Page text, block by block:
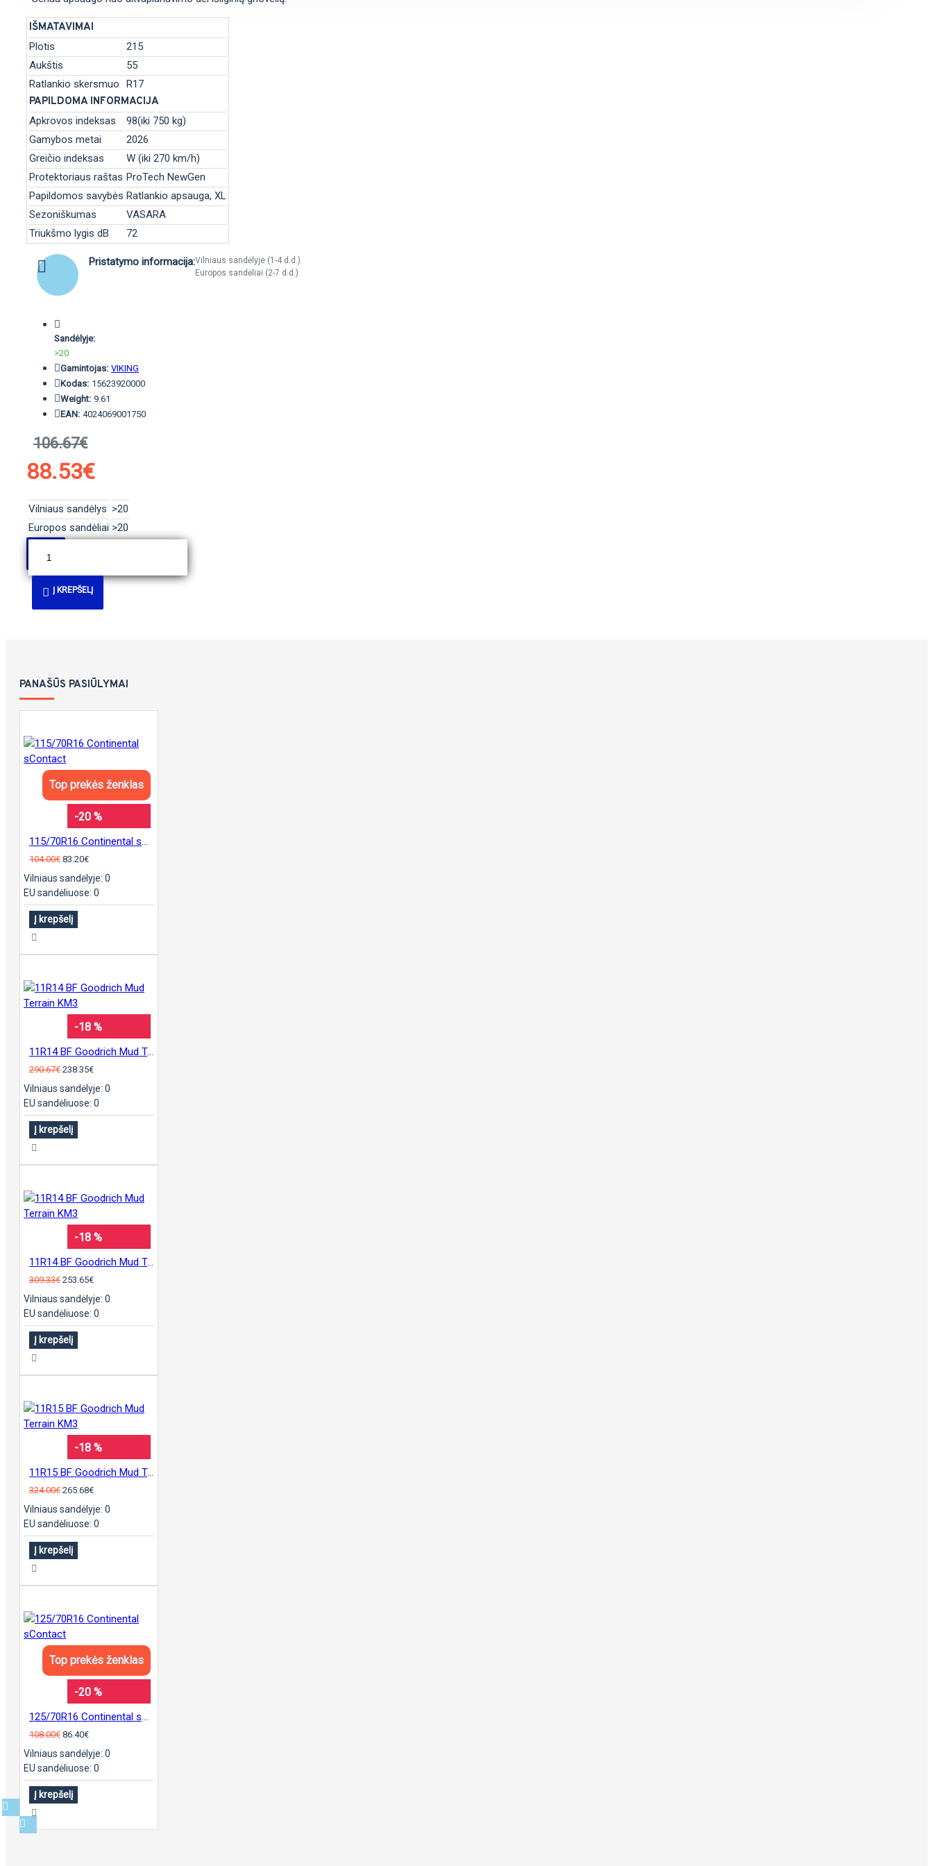
IŠMATAVIMAI
Plotis
215
Aukštis
55
Ratlankio skersmuo
R17
PAPILDOMA INFORMACIJA
Apkrovos indeksas
98(iki 750 kg)
Gamybos metai
2026
Greičio indeksas
W (iki 270 km/h)
Protektoriaus raštas ProTech NewGen
Papildomos savybės Ratlankio apsauga, XL
Sezoniškumas
VASARA
Triukšmo lygis dB
72
Pristatymo informacija:Vilniaus sandėlyje (1-4 d.d.)
Europos sandėliai (2-7 d.d.)
Sandėlyje:
>20
Gamintojas: VIKING
Kodas: 15623920000
Weight: 9.61
EAN: 4024069001750
106.67€
88.53€
Vilniaus sandėlys >20
Europos sandėliai >20
Į KREPŠELĮ
PANAŠŪS PASIŪLYMAI
Top prekės ženklas
-20 %
115/70R16 Continental sContact
104.00€ 83.20€
Vilniaus sandėlyje: 0
EU sandėliuose: 0
Į krepšelį
-18 %
11R14 BF Goodrich Mud Terrain KM3
290.67€ 238.35€
Vilniaus sandėlyje: 0
EU sandėliuose: 0
Į krepšelį
-18 %
11R14 BF Goodrich Mud Terrain KM3
309.33€ 253.65€
Vilniaus sandėlyje: 0
EU sandėliuose: 0
Į krepšelį
-18 %
11R15 BF Goodrich Mud Terrain KM3
324.00€ 265.68€
Vilniaus sandėlyje: 0
EU sandėliuose: 0
Į krepšelį
Top prekės ženklas
-20 %
125/70R16 Continental sContact
108.00€ 86.40€
Vilniaus sandėlyje: 0
EU sandėliuose: 0
Į krepšelį